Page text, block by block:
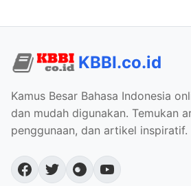
KBBI.co.id
Kamus Besar Bahasa Indonesia
dan mudah digunakan. Temukan
penggunaan, dan artikel inspiratif.